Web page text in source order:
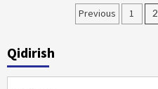
Maqolalar
Previous 1 2
Qidirish